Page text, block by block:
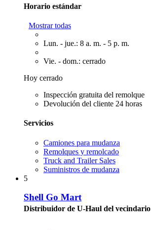
Horario estándar
Mostrar todas
Lun. - jue.: 8 a. m. - 5 p. m.
Vie. - dom.: cerrado
Hoy cerrado
Inspección gratuita del remolque
Devolución del cliente 24 horas
Servicios
Camiones para mudanza
Remolques y remolcado
Truck and Trailer Sales
Suministros de mudanza
5
Shell Go Mart
Distribuidor de U-Haul del vecindario